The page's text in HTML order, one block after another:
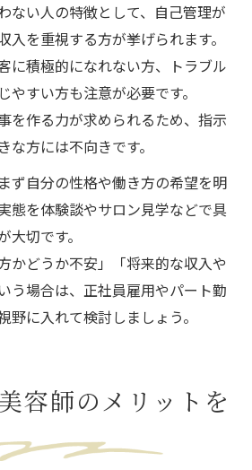
ない人の特徴として、自己管理が
入を重視する方が挙げられます。
に積極的になれない方、トラブル
やすい方も注意が必要です。
を作る力が求められるため、指示
方には不向きです。
ず自分の性格や働き方の希望を明
態を体験談やサロン見学などで具
切です。
かどうか不安」「将来的な収入や
う場合は、正社員雇用やパート勤
野に入れて検討しましょう。
容師のメリットを